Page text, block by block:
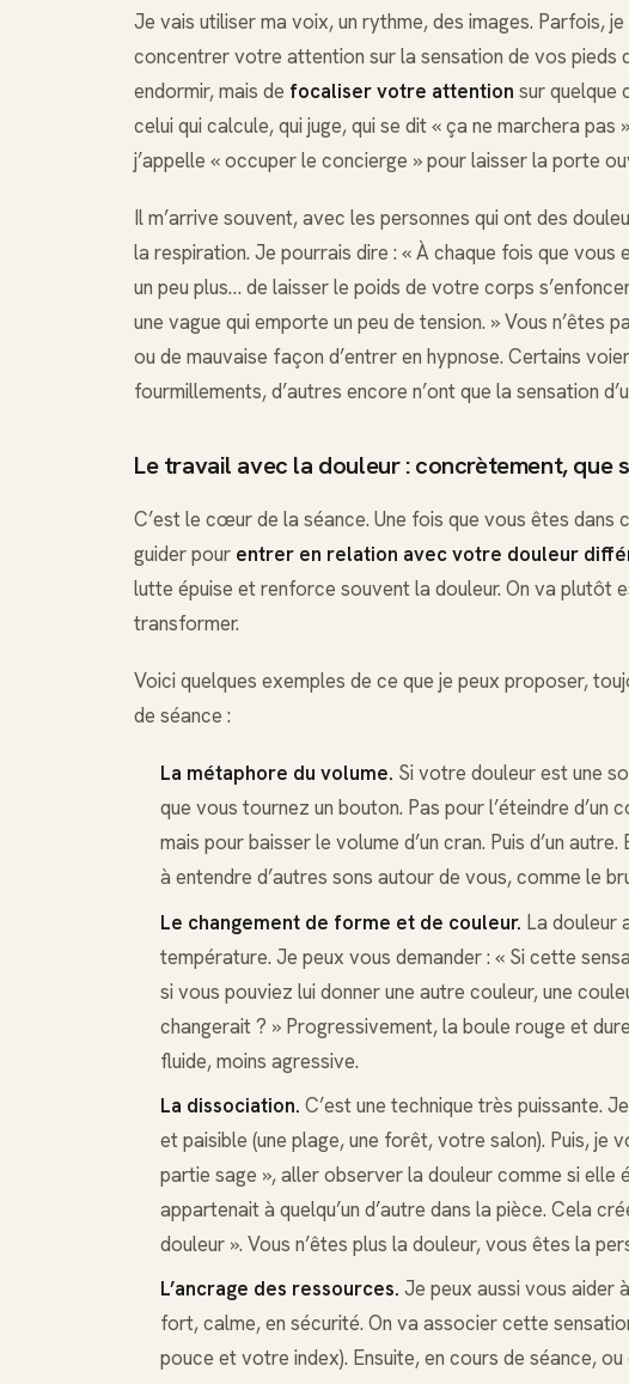
Je vais utiliser ma voix, un rythme, des images. Parfois,
concentrer votre attention sur la sensation de vos pieds
endormir, mais de focaliser votre attention sur quelque
celui qui calcule, qui juge, qui se dit « ça ne marchera pas
j’appelle « occuper le concierge » pour laisser la porte
Il m’arrive souvent, avec les personnes qui ont des
la respiration. Je pourrais dire : « À chaque fois que
un peu plus… de laisser le poids de votre corps
une vague qui emporte un peu de tension. » Vous n’êtes
ou de mauvaise façon d’entrer en hypnose. Certains
fourmillements, d’autres encore n’ont que la sensation
Le travail avec la douleur : concrètement, que
C’est le cœur de la séance. Une fois que vous êtes
guider pour entrer en relation avec votre douleur
lutte épuise et renforce souvent la douleur. On va plutôt
transformer.
Voici quelques exemples de ce que je peux proposer,
de séance :
La métaphore du volume. Si votre douleur est une
que vous tournez un bouton. Pas pour l’éteindre
mais pour baisser le volume d’un cran. Puis d’un
à entendre d’autres sons autour de vous, comme le
Le changement de forme et de couleur. La douleur
température. Je peux vous demander : « Si cette
si vous pouviez lui donner une autre couleur, une
changerait ? » Progressivement, la boule rouge et
fluide, moins agressive.
La dissociation. C’est une technique très puissante.
et paisible (une plage, une forêt, votre salon). Puis, je
partie sage », aller observer la douleur comme si elle
appartenait à quelqu’un d’autre dans la pièce. Cela
douleur ». Vous n’êtes plus la douleur, vous êtes la
L’ancrage des ressources. Je peux aussi vous aider
fort, calme, en sécurité. On va associer cette
pouce et votre index). Ensuite, en cours de séance,